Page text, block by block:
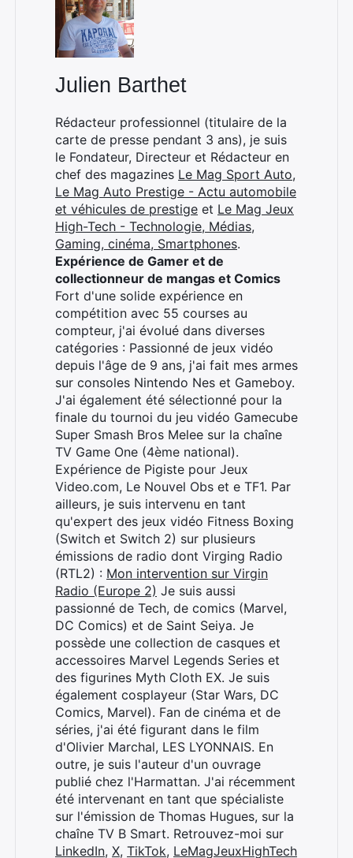
Julien Barthet
Rédacteur professionnel (titulaire de la
carte de presse pendant 3 ans), je suis
le Fondateur, Directeur et Rédacteur en
chef des magazines Le Mag Sport Auto,
Le Mag Auto Prestige - Actu automobile
et véhicules de prestige et Le Mag Jeux
High-Tech - Technologie, Médias,
Gaming, cinéma, Smartphones.
Expérience de Gamer et de
collectionneur de mangas et Comics
Fort d'une solide expérience en
compétition avec 55 courses au
compteur, j'ai évolué dans diverses
catégories : Passionné de jeux vidéo
depuis l'âge de 9 ans, j'ai fait mes armes
sur consoles Nintendo Nes et Gameboy.
J'ai également été sélectionné pour la
finale du tournoi du jeu vidéo Gamecube
Super Smash Bros Melee sur la chaîne
TV Game One (4ème national).
Expérience de Pigiste pour Jeux
Video.com, Le Nouvel Obs et e TF1. Par
ailleurs, je suis intervenu en tant
qu'expert des jeux vidéo Fitness Boxing
(Switch et Switch 2) sur plusieurs
émissions de radio dont Virging Radio
(RTL2) : Mon intervention sur Virgin
Radio (Europe 2) Je suis aussi
passionné de Tech, de comics (Marvel,
DC Comics) et de Saint Seiya. Je
possède une collection de casques et
accessoires Marvel Legends Series et
des figurines Myth Cloth EX. Je suis
également cosplayeur (Star Wars, DC
Comics, Marvel). Fan de cinéma et de
séries, j'ai été figurant dans le film
d'Olivier Marchal, LES LYONNAIS. En
outre, je suis l'auteur d'un ouvrage
publié chez l'Harmattan. J'ai récemment
été intervenant en tant que spécialiste
sur l'émission de Thomas Hugues, sur la
chaîne TV B Smart. Retrouvez-moi sur
LinkedIn, X, TikTok, LeMagJeuxHighTech
Rechercher